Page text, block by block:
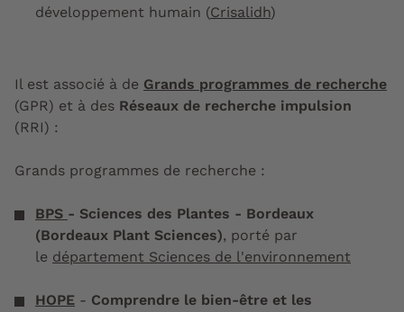
développement humain (Crisalidh)
Il est associé à de Grands programmes de recherche
(GPR) et à des Réseaux de recherche impulsion
(RRI) :
Grands programmes de recherche :
BPS - Sciences des Plantes - Bordeaux
(Bordeaux Plant Sciences), porté par
le département Sciences de l'environnement
HOPE - Comprendre le bien-être et les